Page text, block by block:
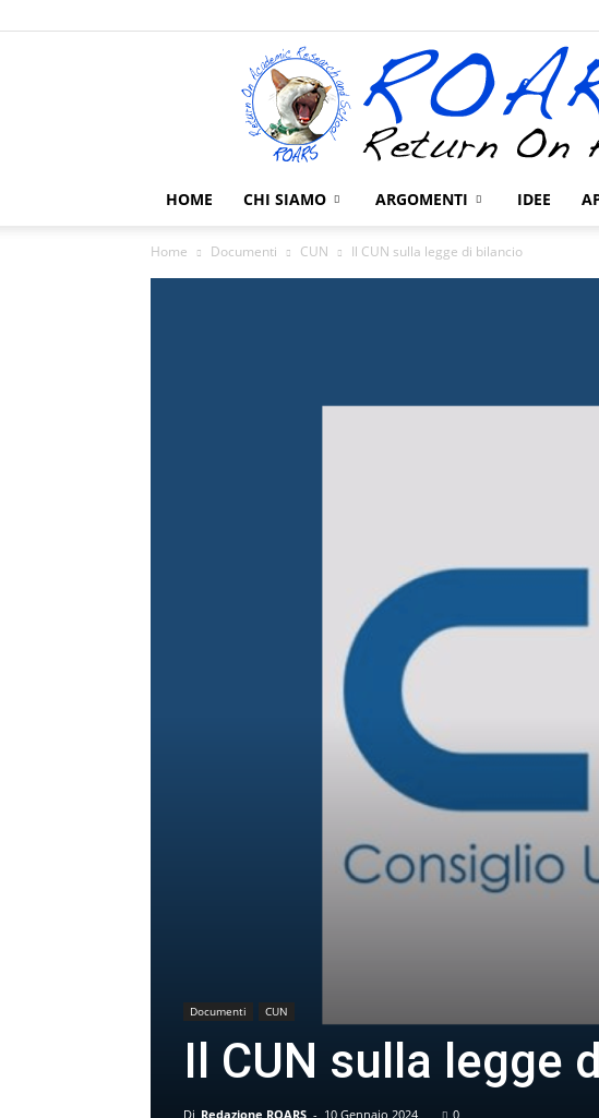
HOME CHI SIAMO ARGOMENTI IDEE
Home Documenti CUN Il CUN sulla legge di bilancio
Documenti CUN
Il CUN sulla legge
Di Redazione ROARS - 10 Gennaio 2024 0